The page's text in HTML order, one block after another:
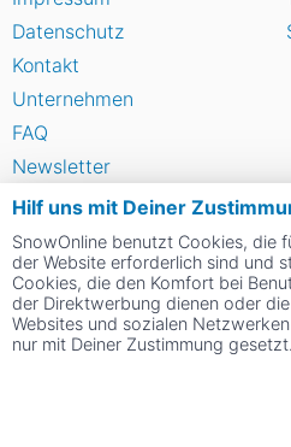
Hilf uns mit Deiner
SnowOnline benutzt Cookies, die
der Website erforderlich sind und
Cookies, die den Komfort bei
der Direktwerbung dienen oder
Websites und sozialen
nur mit Deiner Zustimmung gesetzt.
Datenschutz
Kontakt
Unternehmen
FAQ
Newsletter
Widget
Umfragen
Skigebiet bewerten
Social Web